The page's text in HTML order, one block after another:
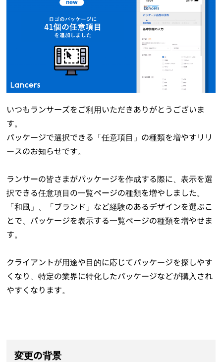
いつもランサーズをご利用いただきありがとうございま
す。
パッケージで選択できる「任意項目」の種類を増やすリリ
ースのお知らせです。
ランサーの皆さまがパッケージを作成する際に、表示を選
択できる任意項目の一覧ページの種類を増やしました。
「和風」、「ブランド」など経験のあるデザインを選ぶこ
とで、パッケージを表示する一覧ページの種類を増やせま
す。
クライアントが用途や目的に応じてパッケージを探しやす
くなり、特定の業界に特化したパッケージなどが購入され
やすくなります。
変更の背景